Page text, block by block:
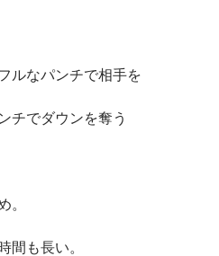
ルなパンチで相手を
チでダウンを奪う
。
間も長い。